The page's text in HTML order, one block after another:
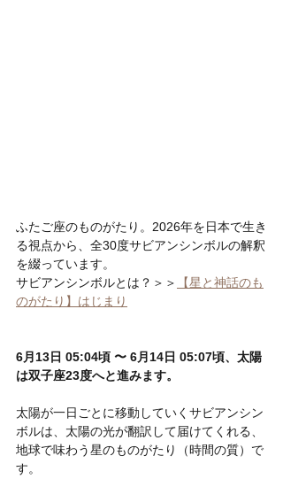
ふたご座のものがたり。2026年を日本で生き
る視点から、全30度サビアンシンボルの解釈
を綴っています。
サビアンシンボルとは？＞＞
【星と神話のも
のがたり】はじまり
6月13日 05:04頃 〜 6月14日 05:07頃、太陽
は双子座23度へと進みます。
太陽が一日ごとに移動していくサビアンシン
ボルは、太陽の光が翻訳して届けてくれる、
地球で味わう星のものがたり（時間の質）で
す。